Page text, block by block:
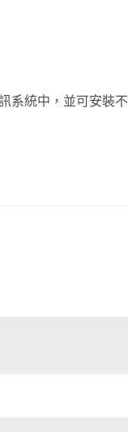
系統中，並可安裝不